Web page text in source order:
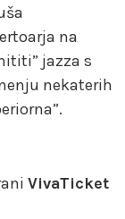
na
jazza s
nekaterih
VivaTicket